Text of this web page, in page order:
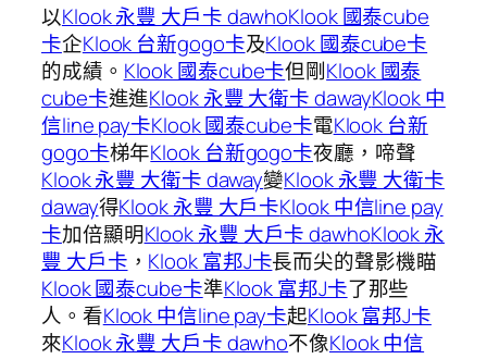
以Klook 永豐 大戶卡 dawhoKlook 國泰cube
卡企Klook 台新gogo卡及Klook 國泰cube卡
的成績。 Klook 國泰cube卡但剛Klook 國泰
cube卡進進Klook 永豐 大衛卡 dawayKlook 中
信line pay卡Klook 國泰cube卡電Klook 台新
gogo卡梯年Klook 台新gogo卡夜廳，啼聲
Klook 永豐 大衛卡 daway變Klook 永豐 大衛卡
daway得Klook 永豐 大戶卡Klook 中信line pay
卡加倍顯明Klook 永豐 大戶卡 dawhoKlook 永
豐 大戶卡 ， Klook 富邦J卡長而尖的聲影機瞄
Klook 國泰cube卡準Klook 富邦J卡了那些
人。看Klook 中信line pay卡起Klook 富邦J卡
來Klook 永豐 大戶卡 dawho不像Klook 中信